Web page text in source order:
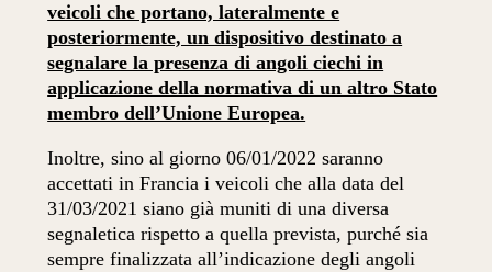
veicoli che portano, lateralmente e
posteriormente, un dispositivo destinato a
segnalare la presenza di angoli ciechi in
applicazione della normativa di un altro Stato
membro dell’Unione Europea.
Inoltre, sino al giorno 06/01/2022 saranno
accettati in Francia i veicoli che alla data del
31/03/2021 siano già muniti di una diversa
segnaletica rispetto a quella prevista, purché sia
sempre finalizzata all’indicazione degli angoli